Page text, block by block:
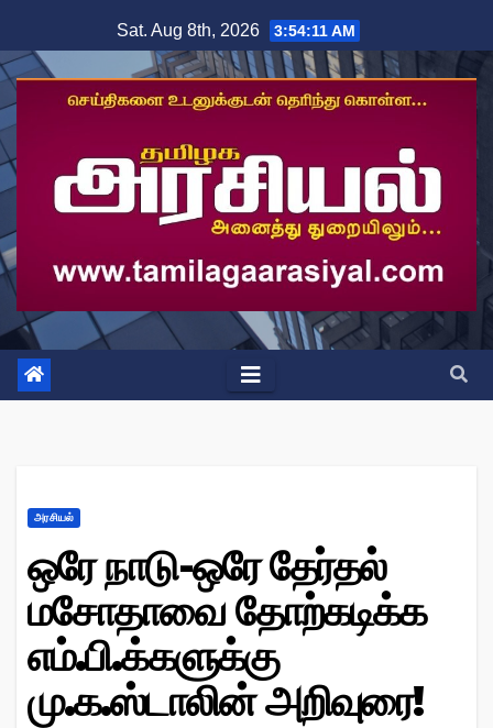
to
content
Sat. Aug 8th, 2026 3:54:11 AM
அரசியல்
ஒரே நாடு-ஒரே தேர்தல்
மசோதாவை தோற்கடிக்க
எம்.பி.க்களுக்கு
மு.க.ஸ்டாலின் அறிவுரை!